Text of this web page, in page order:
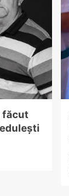
făcut